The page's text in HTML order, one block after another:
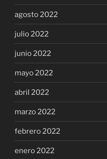
agosto 2022
julio 2022
junio 2022
mayo 2022
abril 2022
marzo 2022
febrero 2022
enero 2022